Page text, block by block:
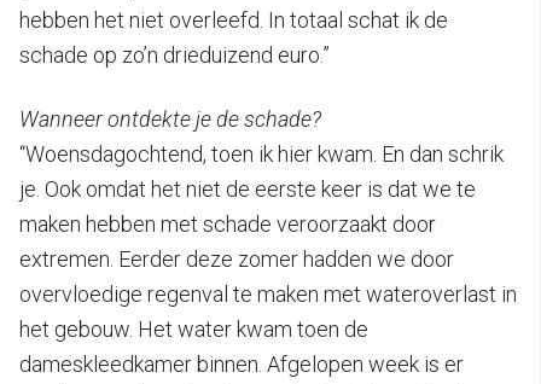
hebben het niet overleefd. In totaal schat ik de
schade op zo’n drieduizend euro.”
Wanneer ontdekte je de schade?
“Woensdagochtend, toen ik hier kwam. En dan schrik
je. Ook omdat het niet de eerste keer is dat we te
maken hebben met schade veroorzaakt door
extremen. Eerder deze zomer hadden we door
overvloedige regenval te maken met wateroverlast in
het gebouw. Het water kwam toen de
dameskleedkamer binnen. Afgelopen week is er